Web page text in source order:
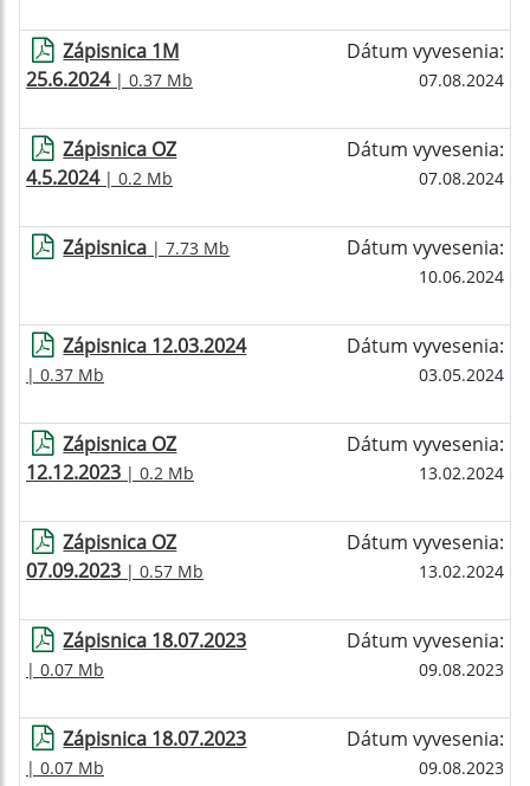
Zápisnica 1M
25.6.2024| 0.37 Mb
Dátum vyvesenia:
07.08.2024
Zápisnica OZ
4.5.2024| 0.2 Mb
Dátum vyvesenia:
07.08.2024
Zápisnica | 7.73 Mb Dátum vyvesenia:
10.06.2024
Zápisnica 12.03.2024
| 0.37 Mb
Dátum vyvesenia:
03.05.2024
Zápisnica OZ
12.12.2023 | 0.2 Mb
Dátum vyvesenia:
13.02.2024
Zápisnica OZ
07.09.2023 | 0.57 Mb
Dátum vyvesenia:
13.02.2024
Zápisnica 18.07.2023
| 0.07 Mb
Dátum vyvesenia:
09.08.2023
Zápisnica 18.07.2023
| 0.07 Mb
Dátum vyvesenia:
09.08.2023